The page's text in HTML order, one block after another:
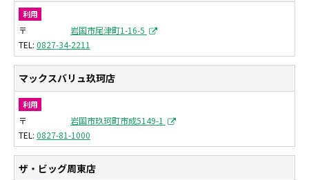
利用
〒
岩国市尾津町1-16-5
0827-34-2211
マックスバリュ玖珂店
利用
〒
岩国市玖珂町市成5149-1
0827-81-1000
ザ・ビッグ周東店